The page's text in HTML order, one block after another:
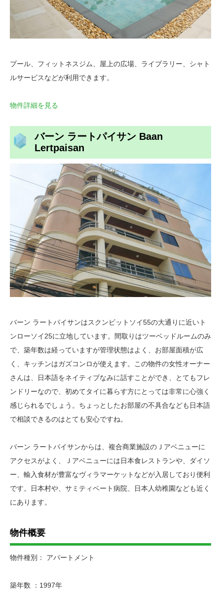
プール、フィットネスジム、屋上の広場、ライブラリー、シャト
ルサービスなどが利用できます。
物件詳細を見る
バーン ラートパイサン Baan
Lertpaisan
バーン ラートパイサンはスクンビットソイ55の大通りに近いト
ンローソイ25に立地しています。間取りはツーベッドルームのみ
で、築年数は経っていますが管理状態はよく、お部屋面積が広
く、キッチンはガズコンロが使えます。この物件の女性オーナー
さんは、日本語をネイティブなみに話すことができ、とてもフレ
ンドリーなので、初めてタイに暮らす方にとっては非常に心強く
感じられるでしょう。ちょっとしたお部屋の不具合なども日本語
で相談できるのはとても安心ですね。
バーン ラートパイサンからは、複合商業施設のＪアベニューに
アクセスがよく、Ｊアベニューには日本食レストランや、ダイソ
ー、輸入食材が豊富なヴィラマーケットなどが入居しており便利
です。日本村や、サミティベート病院、日本人幼稚園なども近く
にあります。
物件概要
物件種別： アパートメント
築年数 ：1997年